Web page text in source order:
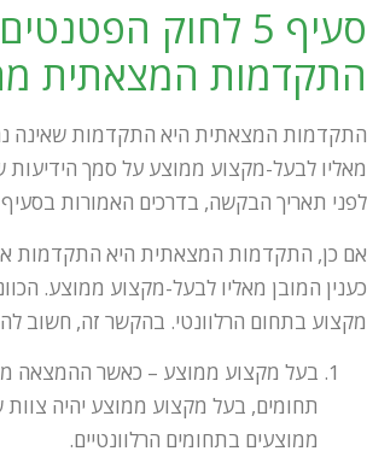
סעיף 5 לחוק
התקדמות המצאתית
התקדמות המצאתית היא התקדמות שאינה
מאליו לבעל-מקצוע ממוצע על סמך
לפני תאריך הבקשה, בדרכים האמורות בסעיף 4.
אם כן, התקדמות המצאתית היא התקדמות
כענין המובן מאליו לבעל-מקצוע ממוצע.
מקצוע בתחום הרלוונטי. בהקשר זה, חשוב להדגיש 2
בעל מקצוע ממוצע – כאשר ההמצאה
תחומים, בעל מקצוע ממוצע יהיה
ממוצעים בתחומים הרלוונטיים.